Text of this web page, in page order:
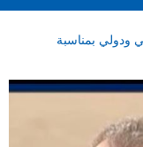
ودولي بمناسبة